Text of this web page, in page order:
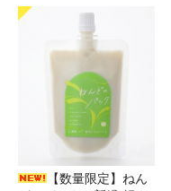
【数量限定】ねん